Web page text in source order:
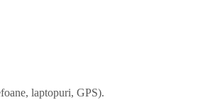
laptopuri, GPS).